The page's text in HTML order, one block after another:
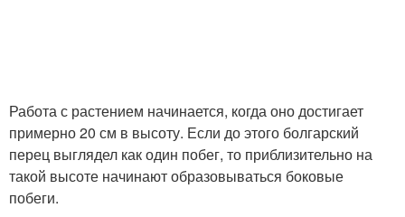
Работа с растением начинается, когда оно достигает
примерно 20 см в высоту. Если до этого болгарский
перец выглядел как один побег, то приблизительно на
такой высоте начинают образовываться боковые
побеги.